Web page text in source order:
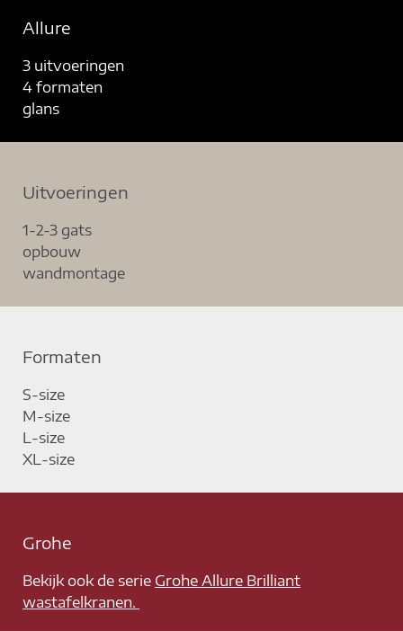
Allure
3 uitvoeringen
4 formaten
glans
Uitvoeringen
1-2-3 gats
opbouw
wandmontage
Formaten
S-size
M-size
L-size
XL-size
Grohe
Bekijk ook de serie Grohe Allure Brilliant
wastafelkranen.